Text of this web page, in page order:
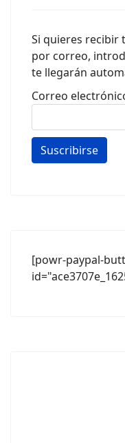
Si quieres recibir
por correo,
te llegarán
Correo
[powr-paypal-